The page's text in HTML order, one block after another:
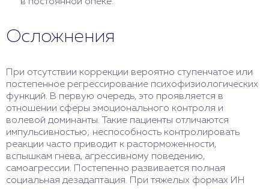
Осложнения
При отсутствии коррекции вероятно ступенчатое или
постепенное регрессирование психофизиологических
функций. В первую очередь, это проявляется в
отношении сферы эмоционального контроля и
волевой доминанты. Такие пациенты отличаются
импульсивностью; неспособность контролировать
реакции часто приводит к расторможенности,
вспышкам гнева, агрессивному поведению,
самоагрессии. Постепенно развивается полная
социальная дезадаптация. При тяжелых формах ИН